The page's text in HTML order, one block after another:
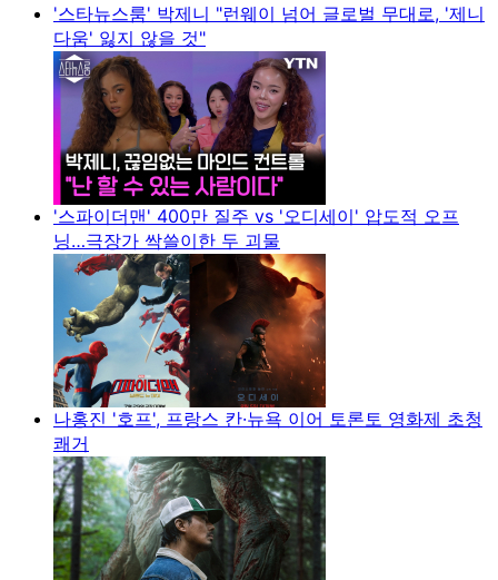
'스타뉴스룸' 박제니 "런웨이 넘어 글로벌 무대로, '제니
다움' 잃지 않을 것"
'스파이더맨' 400만 질주 vs '오디세이' 압도적 오프
닝…극장가 싹쓸이한 두 괴물
나홍진 '호프', 프랑스 칸·뉴욕 이어 토론토 영화제 초청
쾌거